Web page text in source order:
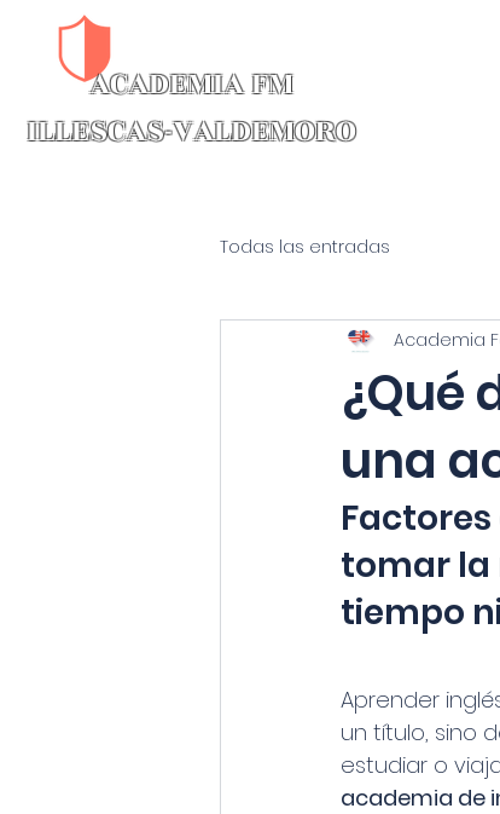
ACADEMIA FM​
ILLESCAS-VALDEMOROCAMBRIDGE INTENSIVOS
Todas las entradas
¿Qué
una
Academia
tomar la
tiempo
Aprender
un título, sino
estudiar o
academia de